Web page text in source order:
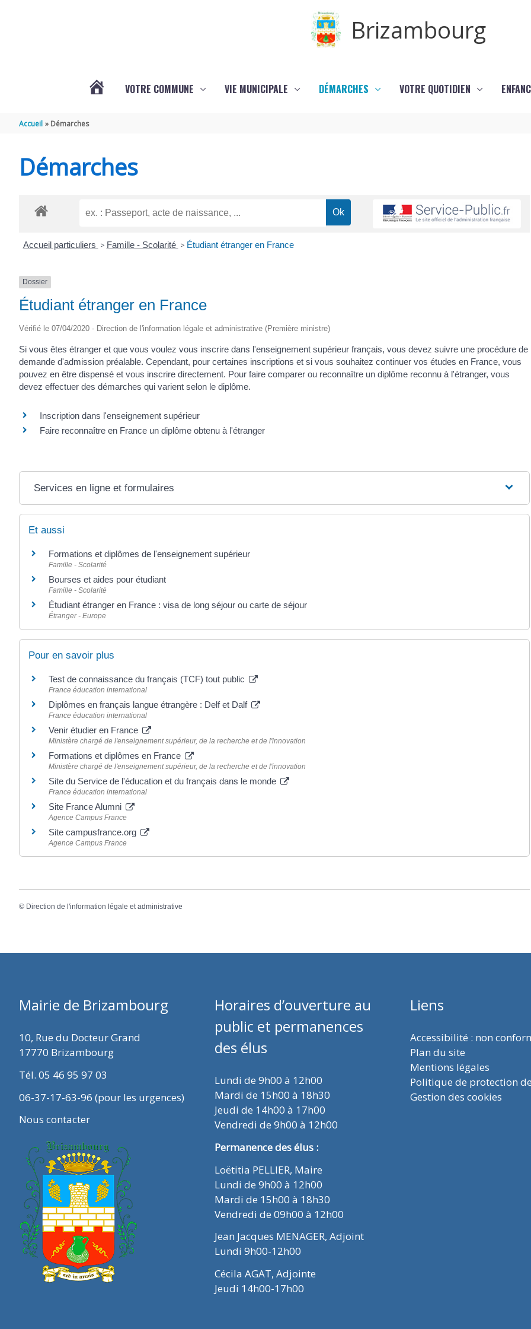
Brizambourg
VOTRE COMMUNE VIE MUNICIPALE DÉMARCHES VOTRE QUOTIDIEN
Accueil Démarches
Démarches
Accueil particuliers > Famille - Scolarité > Étudiant étranger en France
Dossier
Étudiant étranger en France
Vérifié le 07/04/2020 - Direction de l'information légale et administrative (Première ministre)
Si vous êtes étranger et que vous voulez vous inscrire dans l'enseignement supérieur français, vous devez suivre une procédure de
demande d'admission préalable. Cependant, pour certaines inscriptions et si vous souhaitez continuer vos études en France, vous
pouvez en être dispensé et vous inscrire directement. Pour faire comparer ou reconnaître un diplôme reconnu à l'étranger, vous
devez effectuer des démarches qui varient selon le diplôme.
Inscription dans l'enseignement supérieur
Faire reconnaître en France un diplôme obtenu à l'étranger
Services en ligne et formulaires
Et aussi
Formations et diplômes de l'enseignement supérieur
Famille - Scolarité
Bourses et aides pour étudiant
Famille - Scolarité
Étudiant étranger en France : visa de long séjour ou carte de séjour
Étranger - Europe
Pour en savoir plus
Test de connaissance du français (TCF) tout public
France éducation international
Diplômes en français langue étrangère : Delf et Dalf
France éducation international
Venir étudier en France
Ministère chargé de l'enseignement supérieur, de la recherche et de l'innovation
Formations et diplômes en France
Ministère chargé de l'enseignement supérieur, de la recherche et de l'innovation
Site du Service de l'éducation et du français dans le monde
France éducation international
Site France Alumni
Agence Campus France
Site campusfrance.org
Agence Campus France
© Direction de l'information légale et administrative
Mairie de Brizambourg
10, Rue du Docteur Grand
17770 Brizambourg
Tél. 05 46 95 97 03
06-37-17-63-96 (pour les urgences)
Nous contacter
Horaires d’ouverture au
public et permanences
des élus
Lundi de 9h00 à 12h00
Mardi de 15h00 à 18h30
Jeudi de 14h00 à 17h00
Vendredi de 9h00 à 12h00
Permanence des élus :
Loëtitia PELLIER, Maire
Lundi de 9h00 à 12h00
Mardi de 15h00 à 18h30
Vendredi de 09h00 à 12h00
Jean Jacques MENAGER, Adjoint
Lundi 9h00-12h00
Cécila AGAT, Adjointe
Jeudi 14h00-17h00
Liens
Accessibilité : non
Plan du site
Mentions légales
Politique de protection
Gestion des cookies